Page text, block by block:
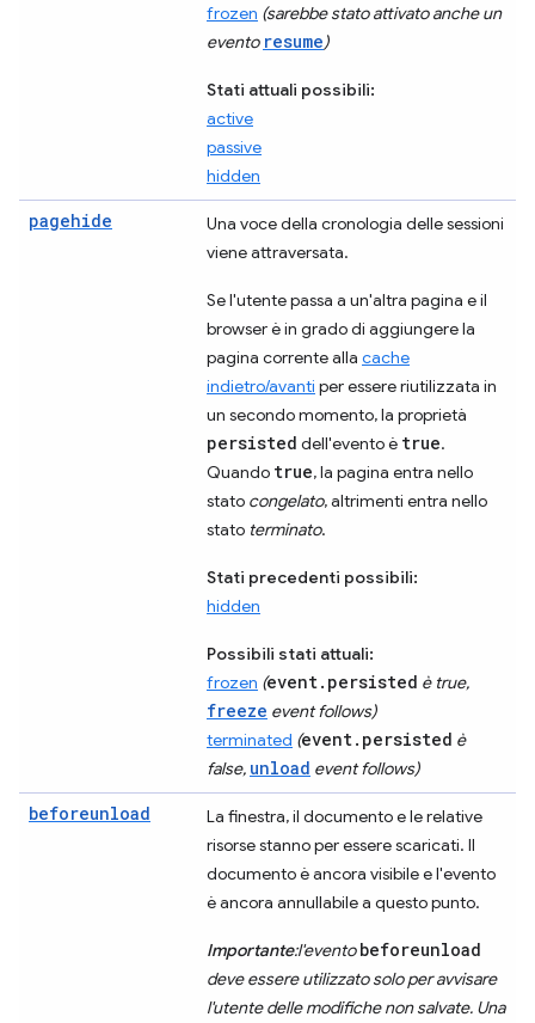
frozen (sarebbe stato attivato anche un
evento resume)
Stati attuali possibili:
active
passive
hidden
pagehide
Una voce della cronologia delle sessioni
viene attraversata.
Se l'utente passa a un'altra pagina e il
browser è in grado di aggiungere la
pagina corrente alla cache
indietro/avanti per essere riutilizzata in
un secondo momento, la proprietà
persisted dell'evento è true.
Quando true, la pagina entra nello
stato congelato, altrimenti entra nello
stato terminato.
Stati precedenti possibili:
hidden
Possibili stati attuali:
frozen (event.persisted è true,
freeze event follows)
terminated (event.persisted è
false, unload event follows)
beforeunload
La finestra, il documento e le relative
risorse stanno per essere scaricati. Il
documento è ancora visibile e l'evento
è ancora annullabile a questo punto.
Importante:l'eventobeforeunload
deve essere utilizzato solo per avvisare
l'utente delle modifiche non salvate. Una